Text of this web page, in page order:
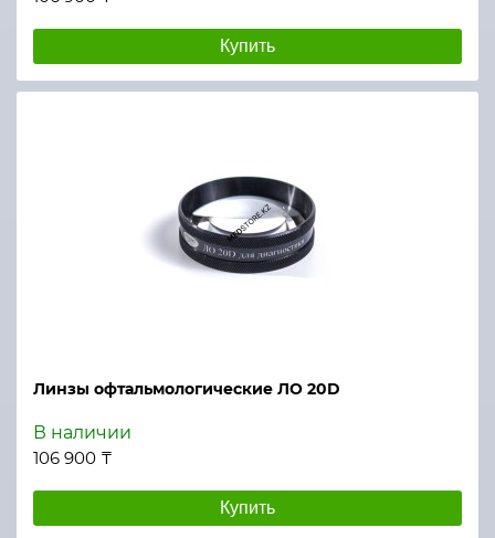
Купить
Линзы офтальмологические ЛО 20D
В наличии
106 900 ₸
Купить